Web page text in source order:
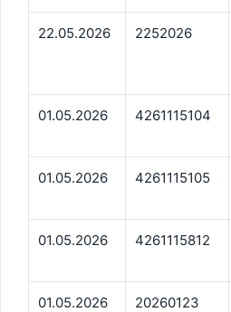
22.05.2026 2252026
01.05.2026 4261115104
01.05.2026 4261115105
01.05.2026 4261115812
01.05.2026 20260123